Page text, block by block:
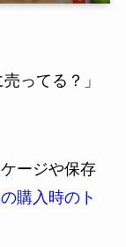
ってる？」
ージや保存
購入時のト